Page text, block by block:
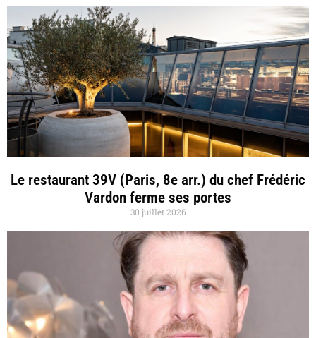
Le restaurant 39V (Paris, 8e arr.) du chef Frédéric
Vardon ferme ses portes
30 juillet 2026